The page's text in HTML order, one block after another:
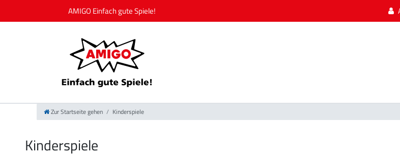
Zur Startseite gehen Kinderspiele
Kinderspiele